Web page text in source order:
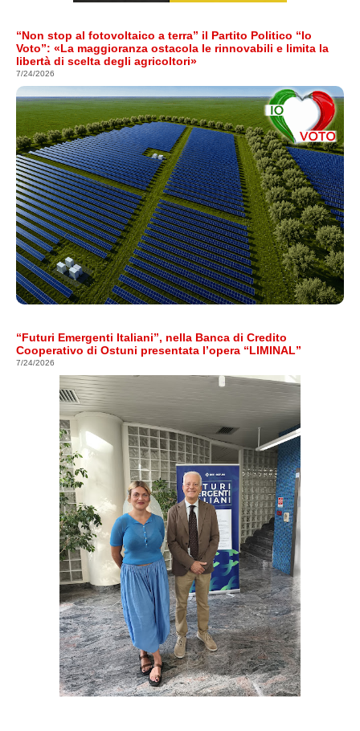
“Non stop al fotovoltaico a terra” il Partito Politico “Io
Voto”: «La maggioranza ostacola le rinnovabili e limita la
libertà di scelta degli agricoltori»
7/24/2026
“Futuri Emergenti Italiani”, nella Banca di Credito
Cooperativo di Ostuni presentata l’opera “LIMINAL”
7/24/2026